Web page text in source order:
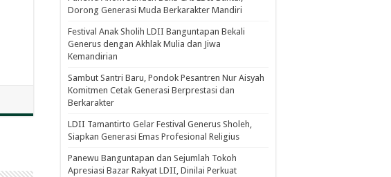
Dorong Generasi Muda Berkarakter Mandiri
Festival Anak Sholih LDII Banguntapan Bekali
Generus dengan Akhlak Mulia dan Jiwa
Kemandirian
Sambut Santri Baru, Pondok Pesantren Nur Aisyah
Komitmen Cetak Generasi Berprestasi dan
Berkarakter
LDII Tamantirto Gelar Festival Generus Sholeh,
Siapkan Generasi Emas Profesional Religius
Panewu Banguntapan dan Sejumlah Tokoh
Apresiasi Bazar Rakyat LDII, Dinilai Perkuat